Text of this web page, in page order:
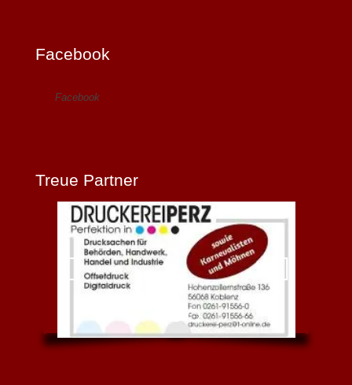
Facebook
Facebook
Treue Partner